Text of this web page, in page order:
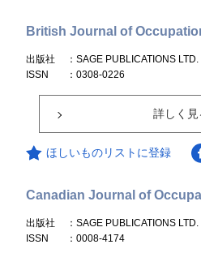
British Journal of
出版社
：SAGE PUBLICATIONS LTD.
ISSN
：0308-0226
詳しく見
ほしいものリストに登録
Canadian Journal of
出版社
：SAGE PUBLICATIONS LTD.
ISSN
：0008-4174